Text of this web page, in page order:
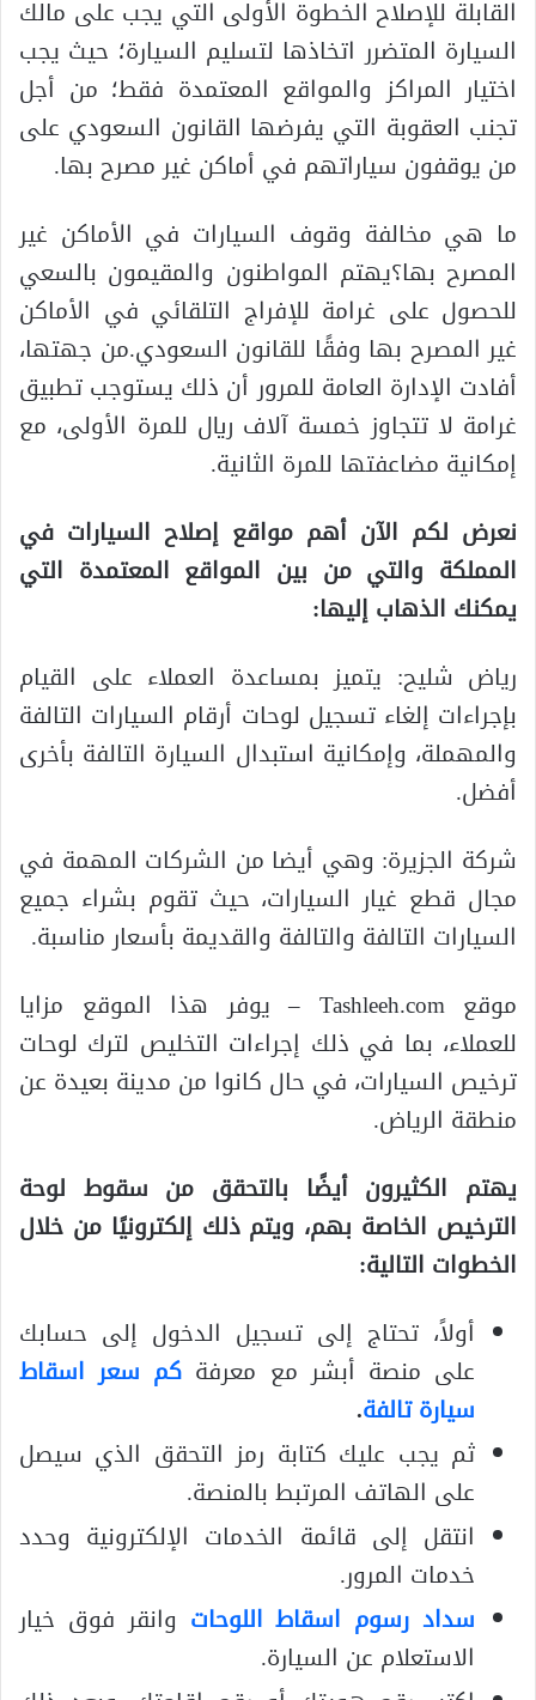
القابلة للإصلاح الخطوة الأولى التي يجب على مالك
السيارة المتضرر اتخاذها لتسليم السيارة؛ حيث يجب
اختيار المراكز والمواقع المعتمدة فقط؛ من أجل
تجنب العقوبة التي يفرضها القانون السعودي على
من يوقفون سياراتهم في أماكن غير مصرح بها.
ما هي مخالفة وقوف السيارات في الأماكن غير
المصرح بها؟يهتم المواطنون والمقيمون بالسعي
للحصول على غرامة للإفراج التلقائي في الأماكن
غير المصرح بها وفقًا للقانون السعودي.من جهتها،
أفادت الإدارة العامة للمرور أن ذلك يستوجب تطبيق
غرامة لا تتجاوز خمسة آلاف ريال للمرة الأولى، مع
إمكانية مضاعفتها للمرة الثانية.
نعرض لكم الآن أهم مواقع إصلاح السيارات في
المملكة والتي من بين المواقع المعتمدة التي
يمكنك الذهاب إليها:
رياض شليح: يتميز بمساعدة العملاء على القيام
بإجراءات إلغاء تسجيل لوحات أرقام السيارات التالفة
والمهملة، وإمكانية استبدال السيارة التالفة بأخرى
أفضل.
شركة الجزيرة: وهي أيضا من الشركات المهمة في
مجال قطع غيار السيارات، حيث تقوم بشراء جميع
السيارات التالفة والتالفة والقديمة بأسعار مناسبة.
موقع Tashleeh.com – يوفر هذا الموقع مزايا
للعملاء، بما في ذلك إجراءات التخليص لترك لوحات
ترخيص السيارات، في حال كانوا من مدينة بعيدة عن
منطقة الرياض.
يهتم الكثيرون أيضًا بالتحقق من سقوط لوحة
الترخيص الخاصة بهم، ويتم ذلك إلكترونيًا من خلال
الخطوات التالية:
أولاً، تحتاج إلى تسجيل الدخول إلى حسابك
على منصة أبشر مع معرفة كم سعر اسقاط
سيارة تالفة.
ثم يجب عليك كتابة رمز التحقق الذي سيصل
على الهاتف المرتبط بالمنصة.
انتقل إلى قائمة الخدمات الإلكترونية وحدد
خدمات المرور.
سداد رسوم اسقاط اللوحات وانقر فوق خيار
الاستعلام عن السيارة.